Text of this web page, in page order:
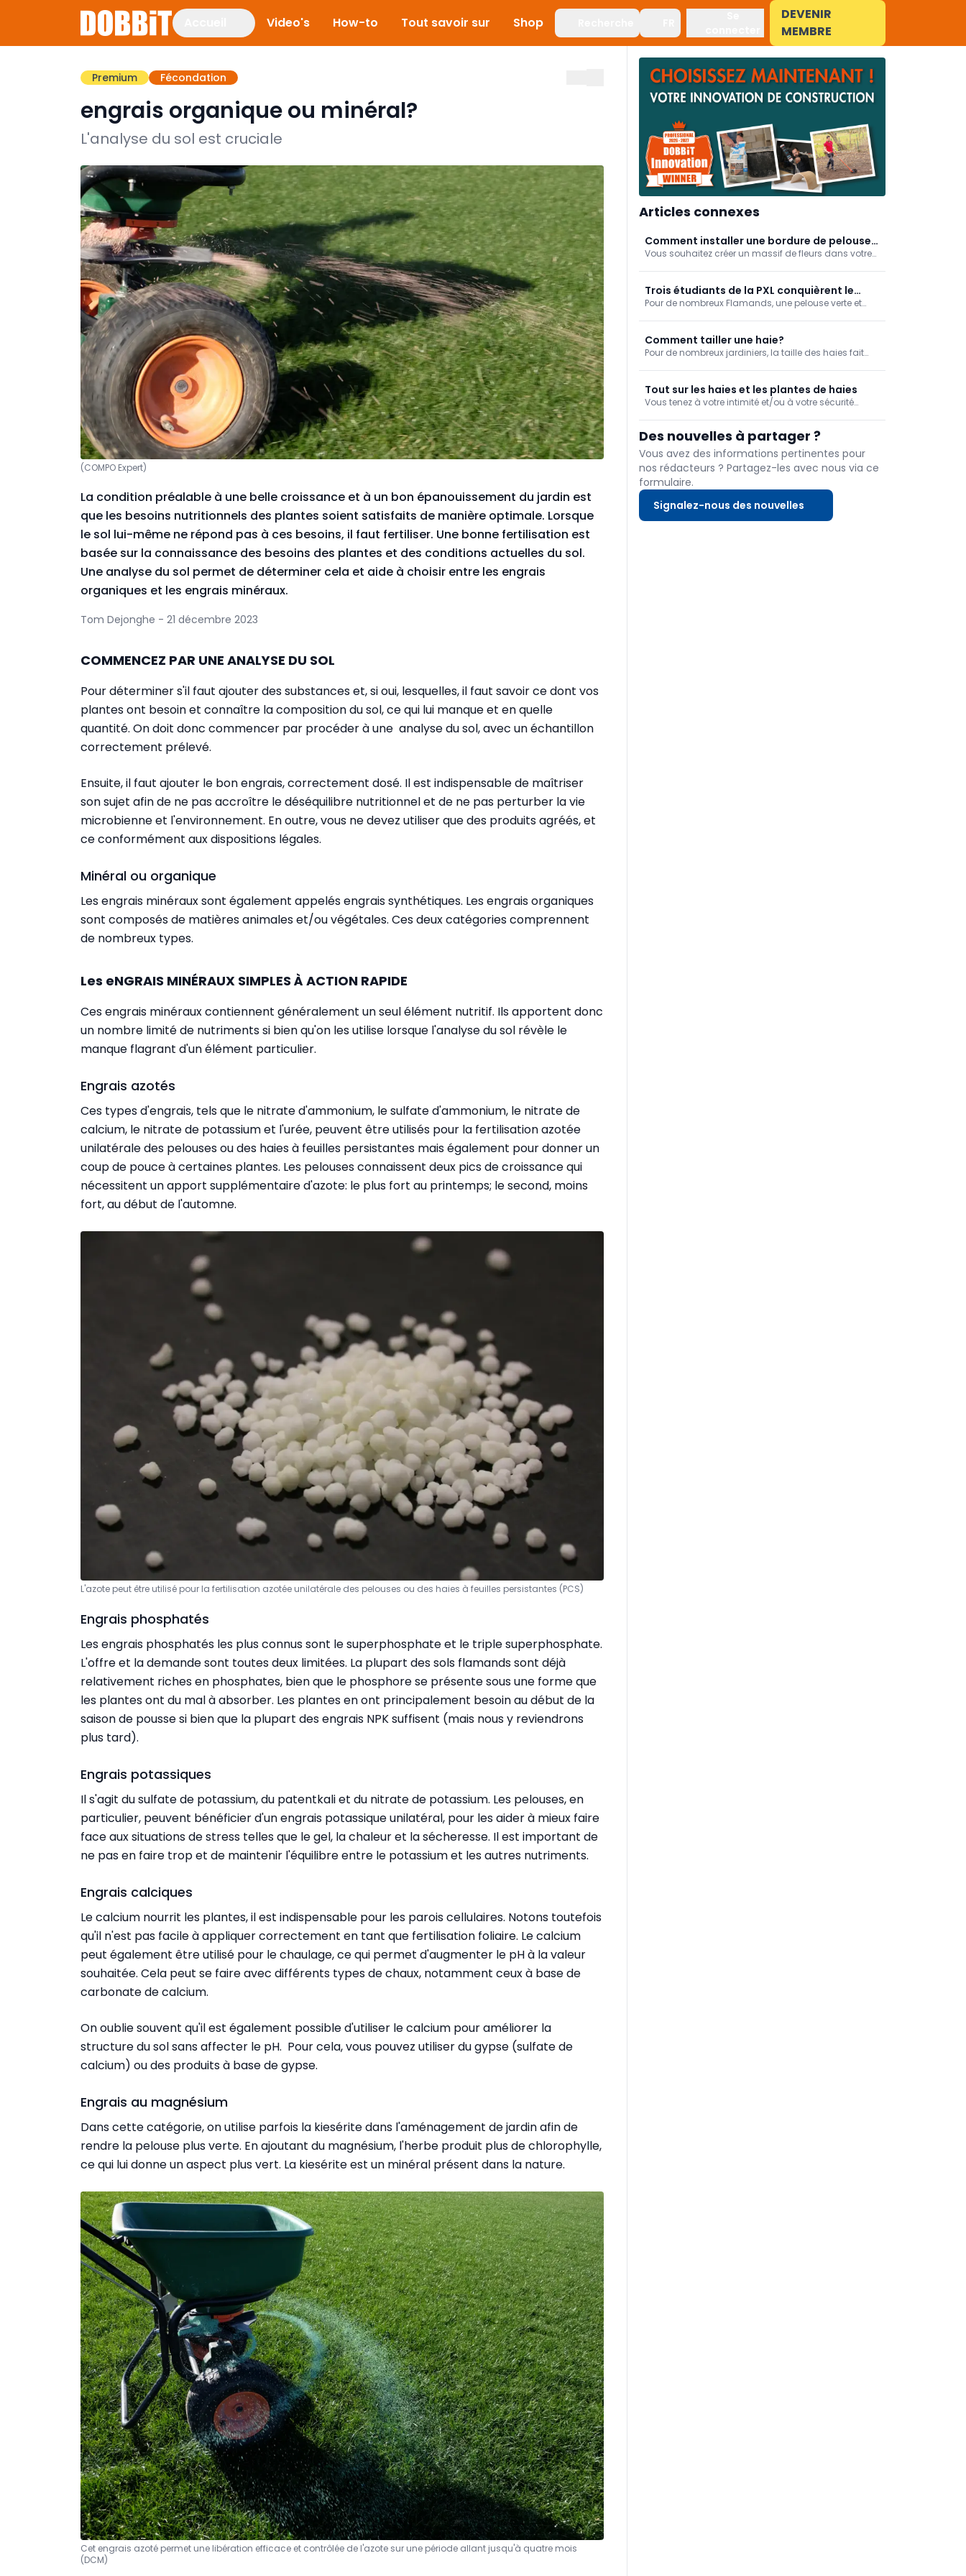
Video's How-to Tout savoir sur Shop
DEVENIR
MEMBRE
Premium Fécondation
engrais organique ou minéral?
L'analyse du sol est cruciale
(COMPO Expert)
La condition préalable à une belle croissance et à un bon épanouissement du jardin est
que les besoins nutritionnels des plantes soient satisfaits de manière optimale. Lorsque
le sol lui-même ne répond pas à ces besoins, il faut fertiliser. Une bonne fertilisation est
basée sur la connaissance des besoins des plantes et des conditions actuelles du sol.
Une analyse du sol permet de déterminer cela et aide à choisir entre les engrais
organiques et les engrais minéraux.
Tom Dejonghe - 21 décembre 2023
COMMENCEZ PAR UNE ANALYSE DU SOL
Pour déterminer s'il faut ajouter des substances et, si oui, lesquelles, il faut savoir ce dont vos
plantes ont besoin et connaître la composition du sol, ce qui lui manque et en quelle
quantité. On doit donc commencer par procéder à une analyse du sol, avec un échantillon
correctement prélevé.
Ensuite, il faut ajouter le bon engrais, correctement dosé. Il est indispensable de maîtriser
son sujet afin de ne pas accroître le déséquilibre nutritionnel et de ne pas perturber la vie
microbienne et l'environnement. En outre, vous ne devez utiliser que des produits agréés, et
ce conformément aux dispositions légales.
Minéral ou organique
Les engrais minéraux sont également appelés engrais synthétiques. Les engrais organiques
sont composés de matières animales et/ou végétales. Ces deux catégories comprennent
de nombreux types.
Les eNGRAIS MINÉRAUX SIMPLES À ACTION RAPIDE
Ces engrais minéraux contiennent généralement un seul élément nutritif. Ils apportent donc
un nombre limité de nutriments si bien qu'on les utilise lorsque l'analyse du sol révèle le
manque flagrant d'un élément particulier.
Engrais azotés
Ces types d'engrais, tels que le nitrate d'ammonium, le sulfate d'ammonium, le nitrate de
calcium, le nitrate de potassium et l'urée, peuvent être utilisés pour la fertilisation azotée
unilatérale des pelouses ou des haies à feuilles persistantes mais également pour donner un
coup de pouce à certaines plantes. Les pelouses connaissent deux pics de croissance qui
nécessitent un apport supplémentaire d'azote: le plus fort au printemps; le second, moins
fort, au début de l'automne.
L'azote peut être utilisé pour la fertilisation azotée unilatérale des pelouses ou des haies à feuilles persistantes (PCS)
Engrais phosphatés
Les engrais phosphatés les plus connus sont le superphosphate et le triple superphosphate.
L'offre et la demande sont toutes deux limitées. La plupart des sols flamands sont déjà
relativement riches en phosphates, bien que le phosphore se présente sous une forme que
les plantes ont du mal à absorber. Les plantes en ont principalement besoin au début de la
saison de pousse si bien que la plupart des engrais NPK suffisent (mais nous y reviendrons
plus tard).
Engrais potassiques
Il s'agit du sulfate de potassium, du patentkali et du nitrate de potassium. Les pelouses, en
particulier, peuvent bénéficier d'un engrais potassique unilatéral, pour les aider à mieux faire
face aux situations de stress telles que le gel, la chaleur et la sécheresse. Il est important de
ne pas en faire trop et de maintenir l'équilibre entre le potassium et les autres nutriments.
Engrais calciques
Le calcium nourrit les plantes, il est indispensable pour les parois cellulaires. Notons toutefois
qu'il n'est pas facile à appliquer correctement en tant que fertilisation foliaire. Le calcium
peut également être utilisé pour le chaulage, ce qui permet d'augmenter le pH à la valeur
souhaitée. Cela peut se faire avec différents types de chaux, notamment ceux à base de
carbonate de calcium.
On oublie souvent qu'il est également possible d'utiliser le calcium pour améliorer la
structure du sol sans affecter le pH. Pour cela, vous pouvez utiliser du gypse (sulfate de
calcium) ou des produits à base de gypse.
Engrais au magnésium
Dans cette catégorie, on utilise parfois la kiesérite dans l'aménagement de jardin afin de
rendre la pelouse plus verte. En ajoutant du magnésium, l'herbe produit plus de chlorophylle,
ce qui lui donne un aspect plus vert. La kiesérite est un minéral présent dans la nature.
Cet engrais azoté permet une libération efficace et contrôlée de l'azote sur une période allant jusqu'à quatre mois
(DCM)
Articles connexes
Comment installer une bordure de pelouse
flexible?
Vous souhaitez créer un massif de fleurs dans votre
le massif et la pelouse. Grâce à une bordure flexible,
vous pouvez donner à votre massif la forme que
vous souhaitez. Mais comment installer ce type de
bordure?
Trois étudiants de la PXL conquièrent le
jardinage avec leur remède pour gazon.
Pour de nombreux Flamands, une pelouse verte et
veulent désormais remédier à cela. Avec SEEDL, ils ont
...
Comment tailler une haie?
Pour de nombreux jardiniers, la taille des haies fait
même. Nous vous donnons quelques conseils
généraux et spécifiques à chaque espèce pour
Tout sur les haies et les plantes de haies
Vous tenez à votre intimité et/ou à votre sécurité
naturel ? Dans ce cas, les haies sont une meilleure
option.
Des nouvelles à partager ?
Vous avez des informations pertinentes pour
nos rédacteurs ? Partagez-les avec nous via ce
formulaire.
Signalez-nous des nouvelles